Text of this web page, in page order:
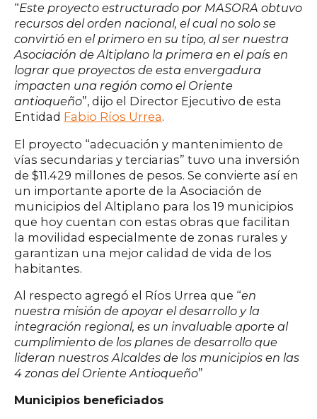
“Este proyecto estructurado por MASORA obtuvo
recursos del orden nacional, el cual no solo se
convirtió en el primero en su tipo, al ser nuestra
Asociación de Altiplano la primera en el país en
lograr que proyectos de esta envergadura
impacten una región como el Oriente
antioqueño”, dijo el Director Ejecutivo de esta
Entidad Fabio Ríos Urrea.
El proyecto “adecuación y mantenimiento de
vías secundarias y terciarias” tuvo una inversión
de $11.429 millones de pesos. Se convierte así en
un importante aporte de la Asociación de
municipios del Altiplano para los 19 municipios
que hoy cuentan con estas obras que facilitan
la movilidad especialmente de zonas rurales y
garantizan una mejor calidad de vida de los
habitantes.
Al respecto agregó el Ríos Urrea que “en
nuestra misión de apoyar el desarrollo y la
integración regional, es un invaluable aporte al
cumplimiento de los planes de desarrollo que
lideran nuestros Alcaldes de los municipios en las
4 zonas del Oriente Antioqueño”
Municipios beneficiados